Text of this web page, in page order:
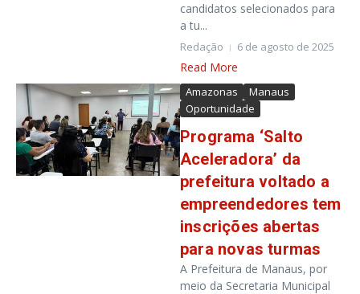
candidatos selecionados para
a tu...
Redação 6 de agosto de 2025
Read More
Amazonas
Manaus
Oportunidade
Programa ‘Salto
Aceleradora’ da
prefeitura voltado a
empreendedores tem
inscrições abertas
para novas turmas
A Prefeitura de Manaus, por
meio da Secretaria Municipal